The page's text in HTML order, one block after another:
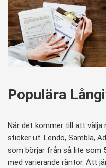
Populära
När det kommer till att välja
sticker ut. Lendo, Sambla,
som börjar från så lite som
med varierande räntor. Att